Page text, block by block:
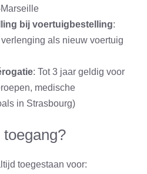
bij voertuigbestelling:
als nieuw voertuig
: Tot 3 jaar geldig voor
medische
in Strasbourg)
toegestaan voor: